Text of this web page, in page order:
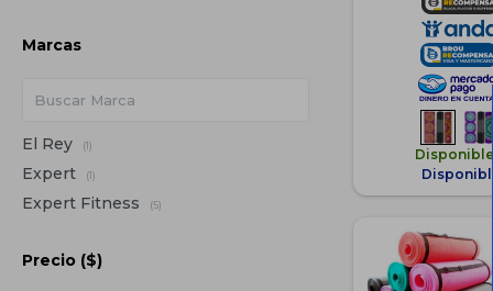
Disponible
Marcas
El Rey (1)
Expert (1)
Expert Fitness (5)
Precio ($)